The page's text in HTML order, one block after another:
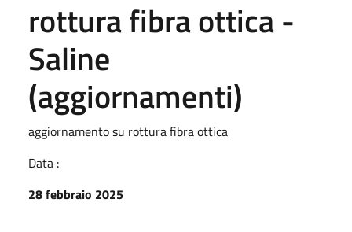
rottura fibra ottica -
Saline
(aggiornamenti)
aggiornamento su rottura fibra ottica
Data :
28 febbraio 2025